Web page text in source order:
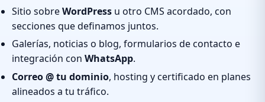
Sitio sobreWordPress u otro CMS acordado, con
secciones que definamos juntos.
Galerías, noticias o blog, formularios de contacto e
integración con WhatsApp.
Correo @ tu dominio, hosting y certificado en planes
alineados a tu tráfico.